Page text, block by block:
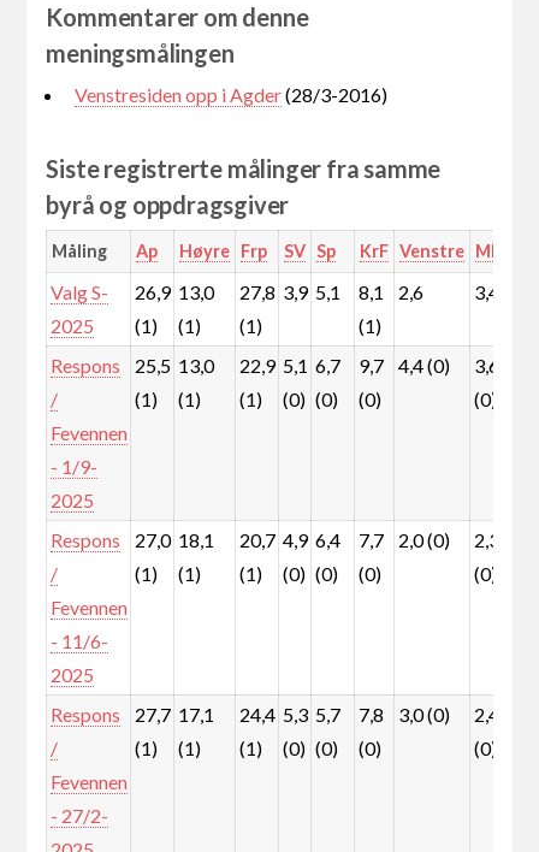
Kommentarer om denne
meningsmålingen
Venstresiden opp i Agder(28/3-2016)
Siste registrerte målinger fra samme
byrå og oppdragsgiver
Måling Ap Høyre Frp SV Sp KrF Venstre MDG
Valg S-
2025
26,9
(1)
13,0
(1)
27,8
(1)
3,9 5,1
8,1
(1)
2,6 3,4
Respons
/
Fevennen
- 1/9-
2025
25,5
(1)
13,0
(1)
22,9
(1)
5,1
(0)
6,7
(0)
9,7
(0)
4,4 (0)
3,6
(0)
Respons
/
Fevennen
- 11/6-
2025
27,0
(1)
18,1
(1)
20,7
(1)
4,9
(0)
6,4
(0)
7,7
(0)
2,0 (0)
2,3
(0)
Respons
/
Fevennen
- 27/2-
27,7
(1)
17,1
(1)
24,4
(1)
5,3
(0)
5,7
(0)
7,8
(0)
3,0 (0)
2,4
(0)